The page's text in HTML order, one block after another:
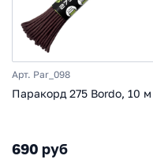
Арт. Par_098
Паракорд 275 Bordo, 10 м
690 руб